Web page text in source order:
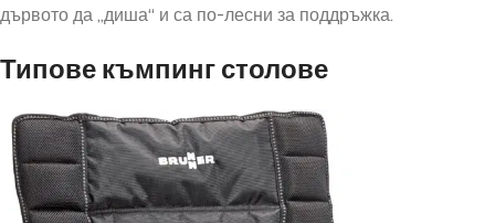
дървото да „диша“ и са по-лесни за поддръжка.
Типове къмпинг столове